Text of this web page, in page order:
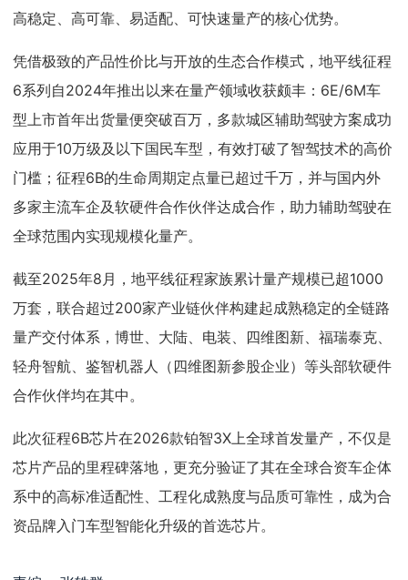
高稳定、高可靠、易适配、可快速量产的核心优势。
凭借极致的产品性价比与开放的生态合作模式，地平线征程
6系列自2024年推出以来在量产领域收获颇丰：6E/6M车
型上市首年出货量便突破百万，多款城区辅助驾驶方案成功
应用于10万级及以下国民车型，有效打破了智驾技术的高价
门槛；征程6B的生命周期定点量已超过千万，并与国内外
多家主流车企及软硬件合作伙伴达成合作，助力辅助驾驶在
全球范围内实现规模化量产。
截至2025年8月，地平线征程家族累计量产规模已超1000
万套，联合超过200家产业链伙伴构建起成熟稳定的全链路
量产交付体系，博世、大陆、电装、四维图新、福瑞泰克、
轻舟智航、鉴智机器人（四维图新参股企业）等头部软硬件
合作伙伴均在其中。
此次征程6B芯片在2026款铂智3X上全球首发量产，不仅是
芯片产品的里程碑落地，更充分验证了其在全球合资车企体
系中的高标准适配性、工程化成熟度与品质可靠性，成为合
资品牌入门车型智能化升级的首选芯片。